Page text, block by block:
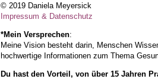
© 2019 Daniela Meyersick
Impressum & Datenschutz
*Mein Versprechen:
Meine Vision besteht darin, Menschen
hochwertige Informationen zum Thema
Du hast den Vorteil, von über 15 Jahren